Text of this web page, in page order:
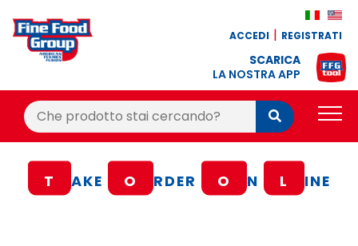
ACCEDI REGISTRATI
SCARICA
LA NOSTRA APP
Cerca:
Cerca
BLOG T AKE O RDER O N L INE